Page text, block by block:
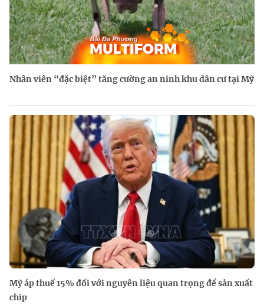
Nhân viên “đặc biệt” tăng cường an ninh khu dân cư tại Mỹ
Mỹ áp thuế 15% đối với nguyên liệu quan trọng để sản xuất
chip